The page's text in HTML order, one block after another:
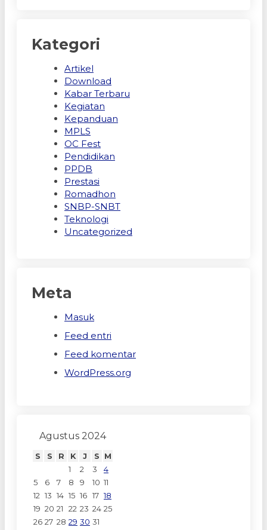
Kategori
Artikel
Download
Kabar Terbaru
Kegiatan
Kepanduan
MPLS
OC Fest
Pendidikan
PPDB
Prestasi
Romadhon
SNBP-SNBT
Teknologi
Uncategorized
Meta
Masuk
Feed entri
Feed komentar
WordPress.org
Agustus 2024
S S R K J S
M
1
2 3
4
5
6 7 8 9 10 11
12 13 14 15 16 17 18
19 20 21 22 23 24 25
26 27 28 29 30 31